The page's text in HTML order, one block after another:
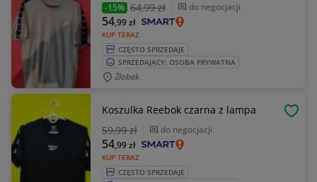
-15% 64,99 zł do negocjacji
KUP TERAZ
54,99zł
CZĘSTO SPRZEDAJE
SPRZEDAJĄCY: OSOBA PRYWATNA
Żłobek
Koszulka Reebok czarna z lampa
59,99 zł do negocjacji
KUP TERAZ
54,99zł
CZĘSTO SPRZEDAJE